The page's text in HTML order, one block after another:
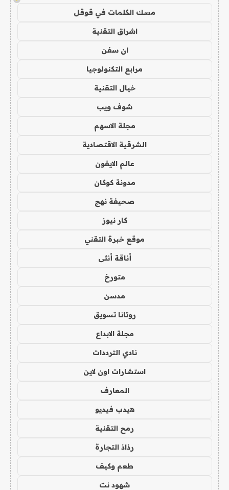
مسك الكلمات في قوقل
اشراق التقنية
ان سفن
مرابع التكنولوجيا
خيال التقنية
شوف ويب
مجلة الاسهم
الشرقية الاقتصادية
عالم الايفون
مدونة كوكان
صحيفة نهج
كار نيوز
موقع خبرة التقني
أناقة أنثى
متورخ
مدسن
روتانا تسويق
مجلة الابداع
نادي الترددات
استشارات اون لاين
المعارف
هيدب فيديو
رمح التقنية
رذاذ التجارة
طعم وكيف
شهود نت